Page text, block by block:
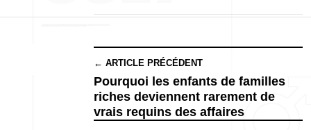
← ARTICLE PRÉCÉDENT
Pourquoi les enfants de familles
riches deviennent rarement de
vrais requins des affaires